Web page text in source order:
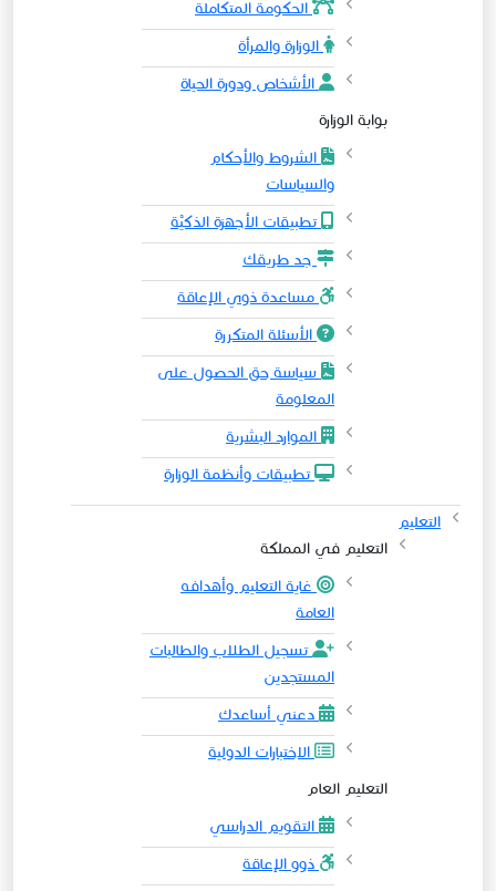
الحكومة المتكاملة
الوزارة والمرأة
الأشخاص ودورة الحياة
بوابة الوزارة
الشروط والأحكام
والسياسات
تطبيقات الأجهزة الذكيَّة
جد طريقك
مساعدة ذوي الإعاقة
الأسئلة المتكررة
سياسة حق الحصول على
المعلومة
الموارد البشرية
تطبيقات وأنظمة الوزارة
التعليم
التعليم في المملكة
غاية التعليم وأهدافه
العامة
تسجيل الطلاب والطالبات
المستجدين
دعني أساعدك
الاختبارات الدولية
التعليم العام
التقويم الدراسي
ذوو الإعاقة